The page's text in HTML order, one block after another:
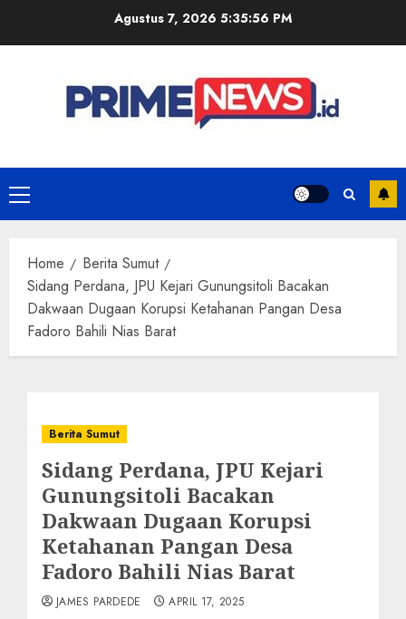
Agustus 7, 20265:35:57 PM
Primary
Menu
Home
Berita Sumut
Sidang Perdana, JPU Kejari Gunungsitoli Bacakan
Dakwaan Dugaan Korupsi Ketahanan Pangan Desa
Fadoro Bahili Nias Barat
Berita Sumut
Sidang Perdana, JPU Kejari
Gunungsitoli Bacakan
Dakwaan Dugaan Korupsi
Ketahanan Pangan Desa
Fadoro Bahili Nias Barat
JAMES PARDEDE APRIL 17, 2025